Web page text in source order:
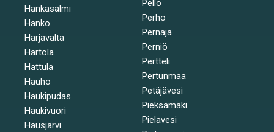
Hankasalmi
Hanko
Harjavalta
Hartola
Hattula
Hauho
Haukipudas
Haukivuori
Hausjärvi
Pello
Perho
Pernaja
Perniö
Pertteli
Pertunmaa
Petäjävesi
Pieksämäki
Pielavesi